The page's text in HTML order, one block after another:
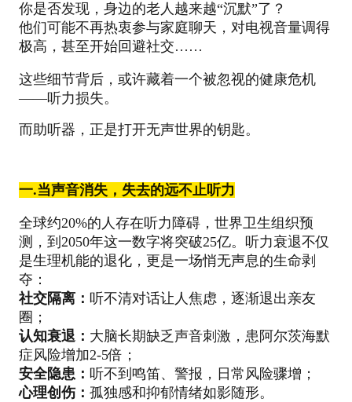
你是否发现，身边的老人越来越“沉默”了？
他们可能不再热衷参与家庭聊天，对电视音量调得
极高，甚至开始回避社交……
这些细节背后，或许藏着一个被忽视的健康危机
——听力损失。
而助听器，正是打开无声世界的钥匙。
一.当声音消失，失去的远不止听力
全球约20%的人存在听力障碍，世界卫生组织预
测，到2050年这一数字将突破25亿。听力衰退不仅
是生理机能的退化，更是一场悄无声息的生命剥
夺：
社交隔离： 听不清对话让人焦虑，逐渐退出亲友
圈；
认知衰退： 大脑长期缺乏声音刺激，患阿尔茨海默
症风险增加2-5倍；
安全隐患： 听不到鸣笛、警报，日常风险骤增；
心理创伤： 孤独感和抑郁情绪如影随形。